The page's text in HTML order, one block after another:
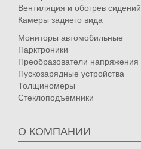
Вентиляция и обогрев сидений
Камеры заднего вида
Мониторы автомобильные
Парктроники
Преобразователи напряжения
Пускозарядные устройства
Толщиномеры
Стеклоподъемники
О КОМПАНИИ